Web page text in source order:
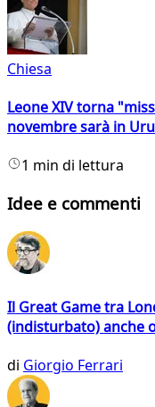
Chiesa
Leone XIV torna
novembre sarà in
1 min di lettura
Idee e commenti
Il Great Game tra
(indisturbato) anche
di Giorgio Ferrari